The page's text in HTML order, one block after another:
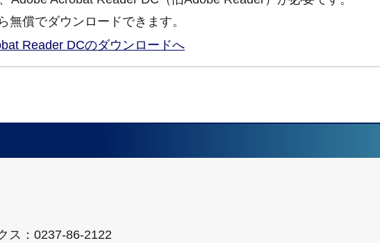
無償でダウンロードできます。
Reader DCのダウンロードへ
ス：0237-86-2122